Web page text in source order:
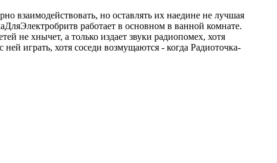
взаимодействовать, но оставлять их наедине не лучшая
работает в основном в ванной комнате.
не хнычет, а только издает звуки радиопомех, хотя
играть, хотя соседи возмущаются - когда Радиоточка-